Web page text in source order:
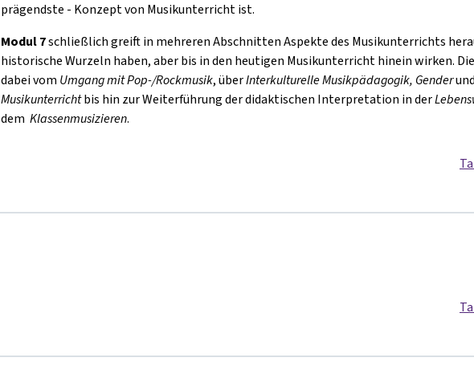
prägendste - Konzept von Musikunterricht ist.
Modul 7schließlich greift in mehreren Abschnitten Aspekte des Musikunterrichts
historische Wurzeln haben, aber bis in den heutigen Musikunterricht hinein wirken.
dabei vom Umgang mit Pop-/Rockmusik, überInterkulturelle Musikpädagogik, Genderund
Musikunterrichtbis hin zur Weiterführung der didaktischen Interpretation in der
dem Klassenmusizieren.